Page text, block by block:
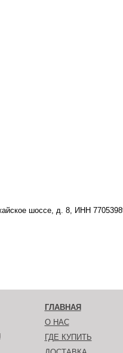
шоссе, д. 8, ИНН
ГЛАВНАЯ
О НАС
ГДЕ КУПИТЬ